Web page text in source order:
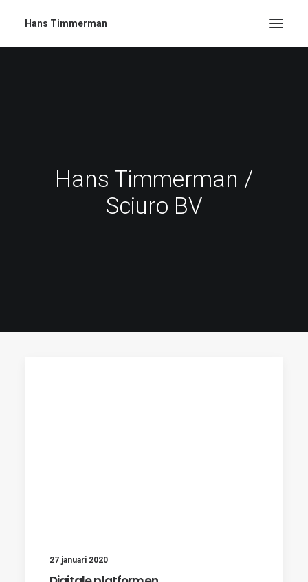
Hans Timmerman
Hans Timmerman /
Sciuro BV
27 januari 2020